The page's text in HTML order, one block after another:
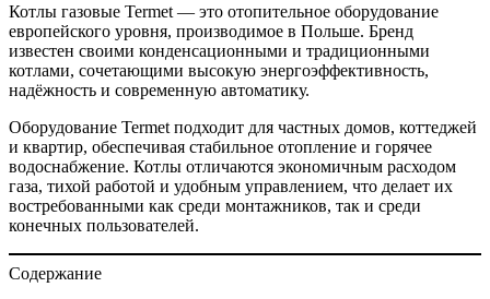
Котлы газовые Termet — это отопительное оборудование
европейского уровня, производимое в Польше. Бренд
известен своими конденсационными и традиционными
котлами, сочетающими высокую энергоэффективность,
надёжность и современную автоматику.
Оборудование Termet подходит для частных домов, коттеджей
и квартир, обеспечивая стабильное отопление и горячее
водоснабжение. Котлы отличаются экономичным расходом
газа, тихой работой и удобным управлением, что делает их
востребованными как среди монтажников, так и среди
конечных пользователей.
Содержание